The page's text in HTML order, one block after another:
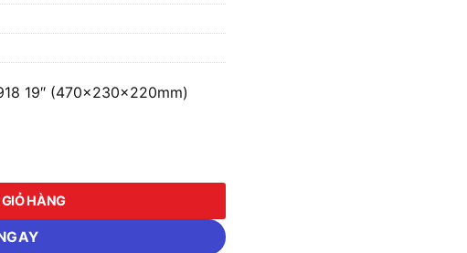
19″ (470x230x220mm)
(470x230x220mm) số lượng
HÀNG